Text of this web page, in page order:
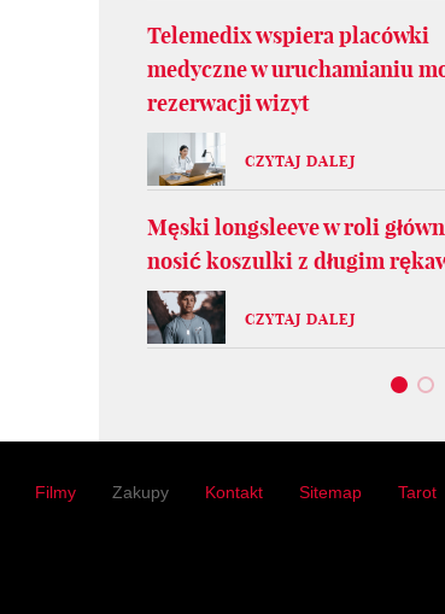
Telemedix wspiera placówki
medyczne w uruchamianiu
rezerwacji wizyt
CZYTAJ DALEJ
Męski longsleeve w roli
nosić koszulki z długim
CZYTAJ DALEJ
Filmy Zakupy Kontakt Sitemap Tarot